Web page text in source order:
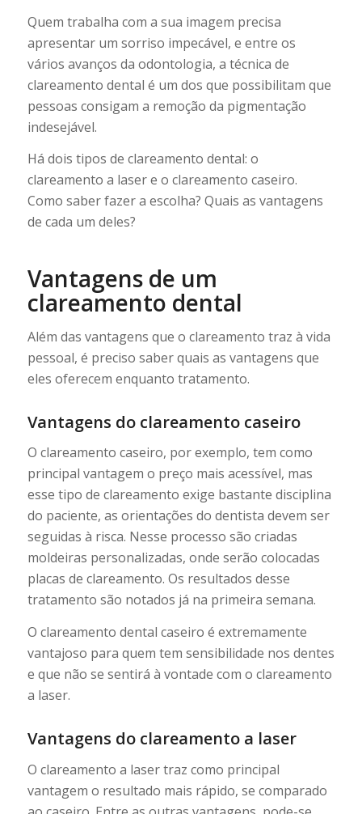
Quem trabalha com a sua imagem precisa
apresentar um sorriso impecável, e entre os
vários avanços da odontologia, a técnica de
clareamento dental é um dos que possibilitam que
pessoas consigam a remoção da pigmentação
indesejável.
Há dois tipos de clareamento dental: o
clareamento a laser e o clareamento caseiro.
Como saber fazer a escolha? Quais as vantagens
de cada um deles?
Vantagens de um
clareamento dental
Além das vantagens que o clareamento traz à vida
pessoal, é preciso saber quais as vantagens que
eles oferecem enquanto tratamento.
Vantagens do clareamento caseiro
O clareamento caseiro, por exemplo, tem como
principal vantagem o preço mais acessível, mas
esse tipo de clareamento exige bastante disciplina
do paciente, as orientações do dentista devem ser
seguidas à risca. Nesse processo são criadas
moldeiras personalizadas, onde serão colocadas
placas de clareamento. Os resultados desse
tratamento são notados já na primeira semana.
O clareamento dental caseiro é extremamente
vantajoso para quem tem sensibilidade nos dentes
e que não se sentirá à vontade com o clareamento
a laser.
Vantagens do clareamento a laser
O clareamento a laser traz como principal
vantagem o resultado mais rápido, se comparado